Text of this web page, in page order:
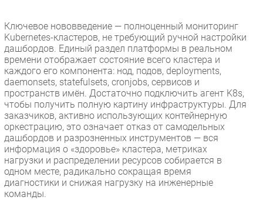
Аналитика
Интервью
Мероприятия
Проекты
IT класс
Тестовый стенд
Каталог компаний
Ключевое нововведение — полноценный мониторинг
Kubernetes-кластеров, не требующий ручной настройки
дашбордов. Единый раздел платформы в реальном
времени отображает состояние всего кластера и
каждого его компонента: нод, подов, deployments,
daemonsets, statefulsets, cronjobs, сервисов и
пространств имён. Достаточно подключить агент K8s,
чтобы получить полную картину инфраструктуры. Для
заказчиков, активно использующих контейнерную
оркестрацию, это означает отказ от самодельных
дашбордов и разрозненных инструментов — вся
информация о «здоровье» кластера, метриках
нагрузки и распределении ресурсов собирается в
одном месте, радикально сокращая время
диагностики и снижая нагрузку на инженерные
команды.